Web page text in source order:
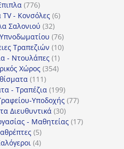
776776
προϊόντα
TV - Κονσόλες 66
Σαλονιού 3232
προϊόντα
7676
προϊόντα
Τραπεζιών 1010
- Ντουλάπες 11
προϊόν
Χώρος 354354
111111
προϊόντα
- Τραπέζια 199199
προϊόντα
Υποδοχής 7777
Διευθυντικά 3030
προϊόντα
- Μαθητείας 1717
55
προϊόντα
44